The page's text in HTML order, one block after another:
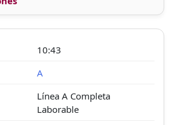
10:43
A
Línea A Completa
Laborable